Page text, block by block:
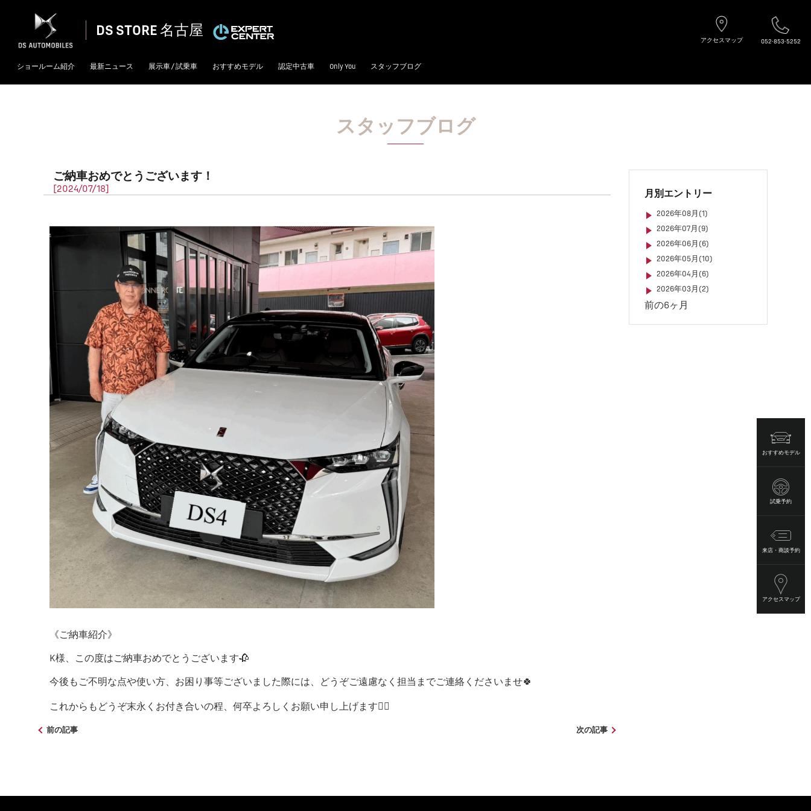
DS STORE 名古屋
アクセスマップ 052-853-5252
ショールーム紹介 最新ニュース 展示車 / 試乗車 おすすめモデル 認定中古車 Only You スタッフブログ
おすすめモデル
試乗予約
来店・商談予約
アクセスマップ
スタッフブログ
ご納車おめでとうございます！
[2024/07/18]
《ご納車紹介》
K様、この度はご納車おめでとうございます🥀
今後もご不明な点や使い方、お困り事等ございました際には、どうぞご遠慮なく担当までご連絡くださいませ🍀
これからもどうぞ末永くお付き合いの程、何卒よろしくお願い申し上げます🙇‍♀️
前の記事 次の記事
月別エントリー
2026年08月(1)
2026年07月(9)
2026年06月(6)
2026年05月(10)
2026年04月(6)
2026年03月(2)
前の6ヶ月